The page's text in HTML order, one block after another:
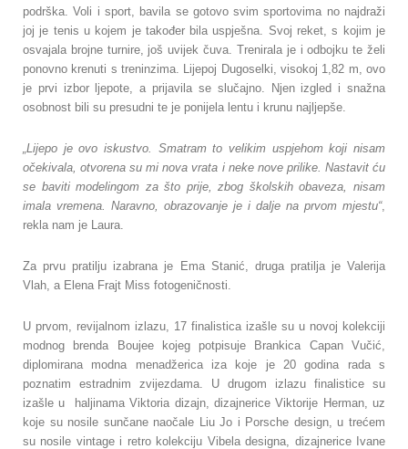
podrška. Voli i sport, bavila se gotovo svim sportovima no najdraži
joj je tenis u kojem je također bila uspješna. Svoj reket, s kojim je
osvajala brojne turnire, još uvijek čuva. Trenirala je i odbojku te želi
ponovno krenuti s treninzima. Lijepoj Dugoselki, visokoj 1,82 m, ovo
je prvi izbor ljepote, a prijavila se slučajno. Njen izgled i snažna
osobnost bili su presudni te je ponijela lentu i krunu najljepše.
„Lijepo je ovo iskustvo. Smatram to velikim uspjehom koji nisam
očekivala, otvorena su mi nova vrata i neke nove prilike. Nastavit ću
se baviti modelingom za što prije, zbog školskih obaveza, nisam
imala vremena. Naravno, obrazovanje je i dalje na prvom mjestu“,
rekla nam je Laura.
Za prvu pratilju izabrana je Ema Stanić, druga pratilja je Valerija
Vlah, a Elena Frajt Miss fotogeničnosti.
U prvom, revijalnom izlazu, 17 finalistica izašle su u novoj kolekciji
modnog brenda Boujee kojeg potpisuje Brankica Capan Vučić,
diplomirana modna menadžerica iza koje je 20 godina rada s
poznatim estradnim zvijezdama. U drugom izlazu finalistice su
izašle u haljinama Viktoria dizajn, dizajnerice Viktorije Herman, uz
koje su nosile sunčane naočale Liu Jo i Porsche design, u trećem
su nosile vintage i retro kolekciju Vibela designa, dizajnerice Ivane